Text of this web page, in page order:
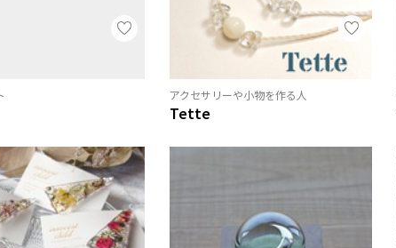
アクセサリーや小物を作る人
Tette